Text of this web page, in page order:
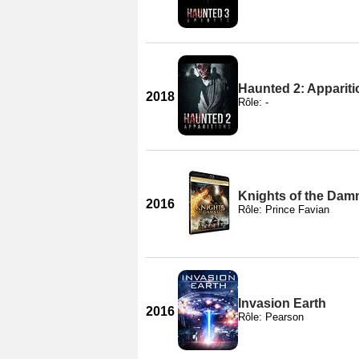
2018
Haunted 2:
Rôle: -
2016
Knights of the
Rôle: Prince Favian
2016
Invasion Earth
Rôle: Pearson